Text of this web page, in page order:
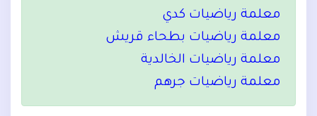
معلمة رياضيات كدي
معلمة رياضيات بطحاء قريش
معلمة رياضيات الخالدية
معلمة رياضيات جرهم